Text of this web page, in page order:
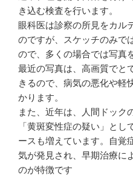
き込む検査を行います。
眼科医は診察の所見をカル
のですが、スケッチのみで
ので、多くの場合では写真
最近の写真は、高画質でと
きるので、病気の悪化や軽
かります。
また、近年は、人間ドック
「黄斑変性症の疑い」と
ースも増えています。自覚
気が発見され、早期治療に
のが特徴です